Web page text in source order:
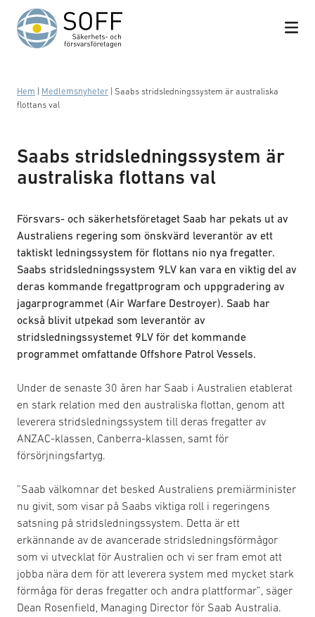
Hoppa till innehåll
Hem Medlemsnyheter
Saabs stridsledningssystem är australiska
flottans val
Saabs stridsledningssystem är
australiska flottans val
Försvars- och säkerhetsföretaget Saab har pekats ut av
Australiens regering som önskvärd leverantör av ett
taktiskt ledningssystem för flottans nio nya fregatter.
Saabs stridsledningssystem 9LV kan vara en viktig del av
deras kommande fregattprogram och uppgradering av
jagarprogrammet (Air Warfare Destroyer). Saab har
också blivit utpekad som leverantör av
stridsledningssystemet 9LV för det kommande
programmet omfattande Offshore Patrol Vessels.
Under de senaste 30 åren har Saab i Australien etablerat
en stark relation med den australiska flottan, genom att
leverera stridsledningssystem till deras fregatter av
ANZAC-klassen, Canberra-klassen, samt för
försörjningsfartyg.
”Saab välkomnar det besked Australiens premiärminister
nu givit, som visar på Saabs viktiga roll i regeringens
satsning på stridsledningssystem. Detta är ett
erkännande av de avancerade stridsledningsförmågor
som vi utvecklat för Australien och vi ser fram emot att
jobba nära dem för att leverera system med mycket stark
förmåga för deras fregatter och andra plattformar”, säger
Dean Rosenfield, Managing Director för Saab Australia.